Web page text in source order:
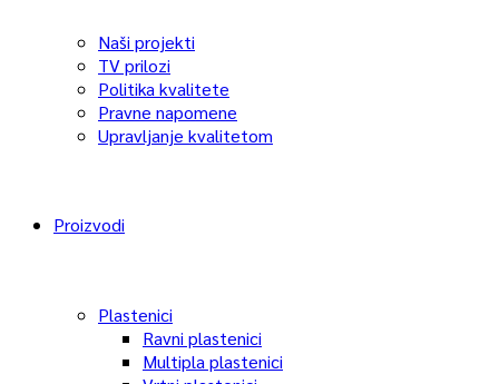
Naši projekti
TV prilozi
Politika kvalitete
Pravne napomene
Upravljanje kvalitetom
Proizvodi
Plastenici
Ravni plastenici
Multipla plastenici